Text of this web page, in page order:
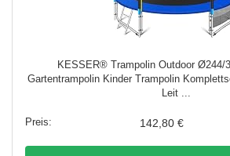
KESSER® Trampolin Outdoor Ø244/
Gartentrampolin Kinder Trampolin
Leit ...
142,80 €